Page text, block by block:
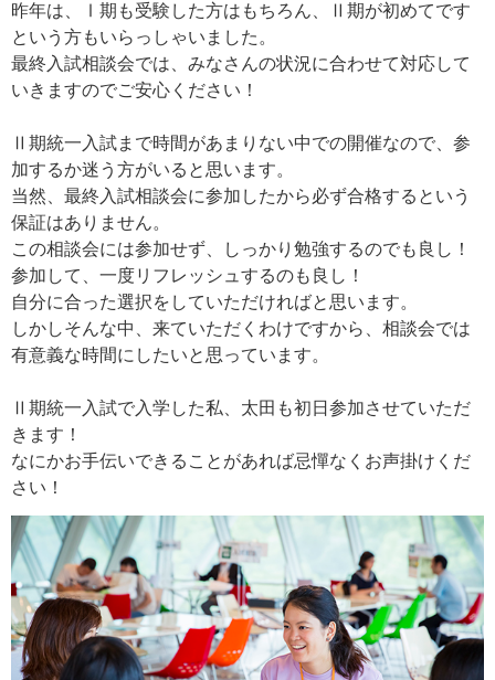
昨年は、Ⅰ期も受験した方はもちろん、Ⅱ期が初めてです
という方もいらっしゃいました。
最終入試相談会では、みなさんの状況に合わせて対応して
いきますのでご安心ください！
Ⅱ期統一入試まで時間があまりない中での開催なので、参
加するか迷う方がいると思います。
当然、最終入試相談会に参加したから必ず合格するという
保証はありません。
この相談会には参加せず、しっかり勉強するのでも良し！
参加して、一度リフレッシュするのも良し！
自分に合った選択をしていただければと思います。
しかしそんな中、来ていただくわけですから、相談会では
有意義な時間にしたいと思っています。
Ⅱ期統一入試で入学した私、太田も初日参加させていただ
きます！
なにかお手伝いできることがあれば忌憚なくお声掛けくだ
さい！